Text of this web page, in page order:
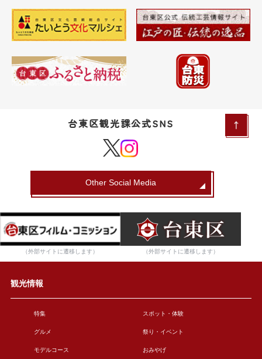
台東区観光課公式SNS
Other Social Media
（外部サイトに遷移します） （外部サイトに遷移します）
観光情報
特集 スポット・体験
グルメ 祭り・イベント
モデルコース おみやげ